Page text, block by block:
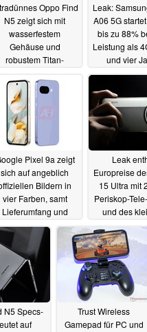
Oppo Find
N5 zeigt sich mit
wasserfestem
Gehäuse und
robustem Titan-
Video 12.02.2025
Leak:
A06 5G
bis zu 88%
Leistung als
und vier
Updates
Pixel 9a zeigt
sich auf angeblich
Bildern in
vier Farben, samt
Lieferumfang und
Kameramodul
11.02.2025
Leak
Europreise
15 Ultra mit
Periskop-
und des
Xiaomi 15
N5 Specs-
auf
Trust Wireless
Gamepad für PC und